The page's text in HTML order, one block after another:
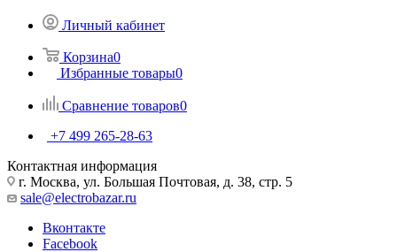
Личный кабинет
Корзина0
Избранные товары0
Сравнение товаров0
+7 499 265-28-63
Контактная информация
г. Москва, ул. Большая Почтовая, д. 38, стр. 5
sale@electrobazar.ru
Вконтакте
Facebook